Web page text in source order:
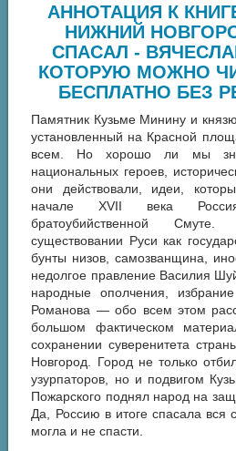
АННОТАЦИЯ К
НИЖНИЙ
СПАСАЛ -
КОТОРУЮ МОЖНО
БЕСПЛАТНО БЕЗ
Памятник Кузьме Минину и
установленный на Красной
всем. Но хорошо ли мы
национальных героев,
они действовали, идеи,
начале XVII века
братоубийственной
существовании Руси как
бунты низов, самозванщина,
недолгое правление Василия
народные ополчения,
Романова — обо всем этом
большом фактическом
сохранении суверенитета
Новгород. Город не только
узурпаторов, но и подвигом
Пожарского поднял народ на
Да, Россию в итоге спасала вся
могла и не спасти.